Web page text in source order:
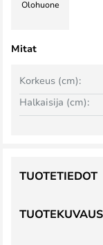
Olohuone
Mitat
Korkeus (cm):
Halkaisija (cm):
TUOTEKUVAUS
TUOTETIEDOT